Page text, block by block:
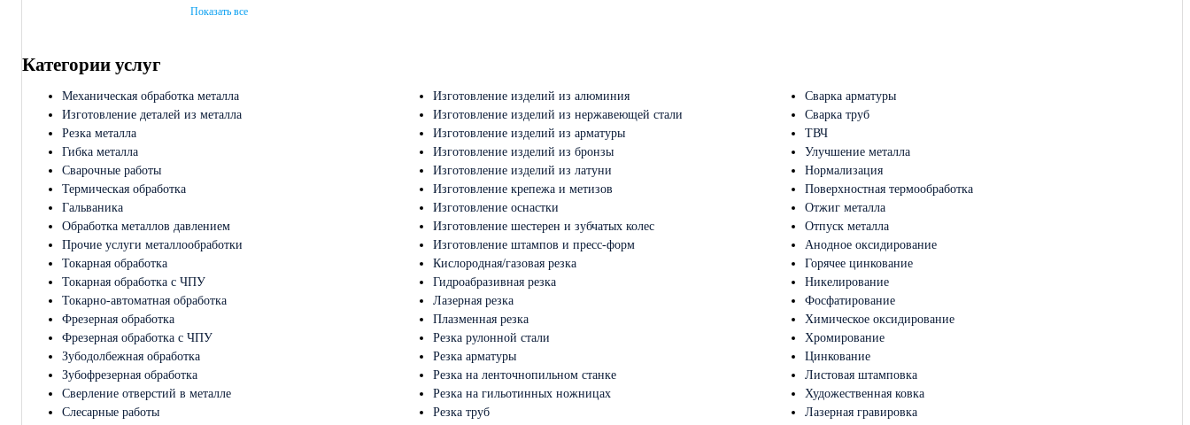
Показать все
Категории услуг
Механическая обработка металла
Изготовление деталей из металла
Резка металла
Гибка металла
Сварочные работы
Термическая обработка
Гальваника
Обработка металлов давлением
Прочие услуги металлообработки
Токарная обработка
Токарная обработка с ЧПУ
Токарно-автоматная обработка
Фрезерная обработка
Фрезерная обработка c ЧПУ
Зубодолбежная обработка
Зубофрезерная обработка
Сверление отверстий в металле
Слесарные работы
Изготовление изделий из алюминия
Изготовление изделий из нержавеющей стали
Изготовление изделий из арматуры
Изготовление изделий из бронзы
Изготовление изделий из латуни
Изготовление крепежа и метизов
Изготовление оснастки
Изготовление шестерен и зубчатых колес
Изготовление штампов и пресс-форм
Кислородная/газовая резка
Гидроабразивная резка
Лазерная резка
Плазменная резка
Резка рулонной стали
Резка арматуры
Резка на ленточнопильном станке
Резка на гильотинных ножницах
Резка труб
Сварка арматуры
Сварка труб
ТВЧ
Улучшение металла
Нормализация
Поверхностная термообработка
Отжиг металла
Отпуск металла
Анодное оксидирование
Горячее цинкование
Никелирование
Фосфатирование
Химическое оксидирование
Хромирование
Цинкование
Листовая штамповка
Художественная ковка
Лазерная гравировка